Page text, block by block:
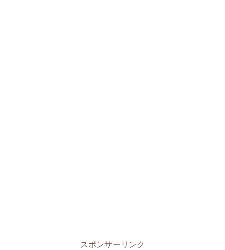
スポンサーリンク